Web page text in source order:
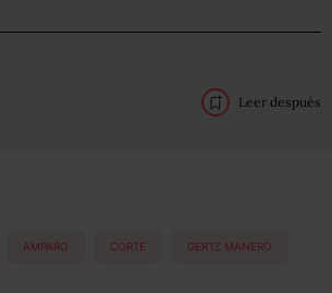
Leer después
AMPARO CORTE GERTZ MANERO